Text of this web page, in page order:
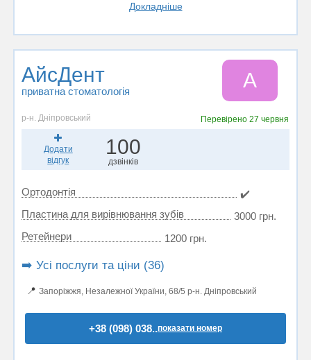
Докладніше
АйсДент
приватна стоматологія А
р-н. Дніпровський Перевірено27 червня
Додати
відгук
100
дзвінків
Ортодонтія
✔️
Пластина для вирівнювання зубів
3000 грн.
Ретейнери
1200 грн.
➡️ Усі послуги та ціни (36)
📍 Запоріжжя, Незалежної України, 68/5 р-н. Дніпровський
+38 (098) 038..показати номер